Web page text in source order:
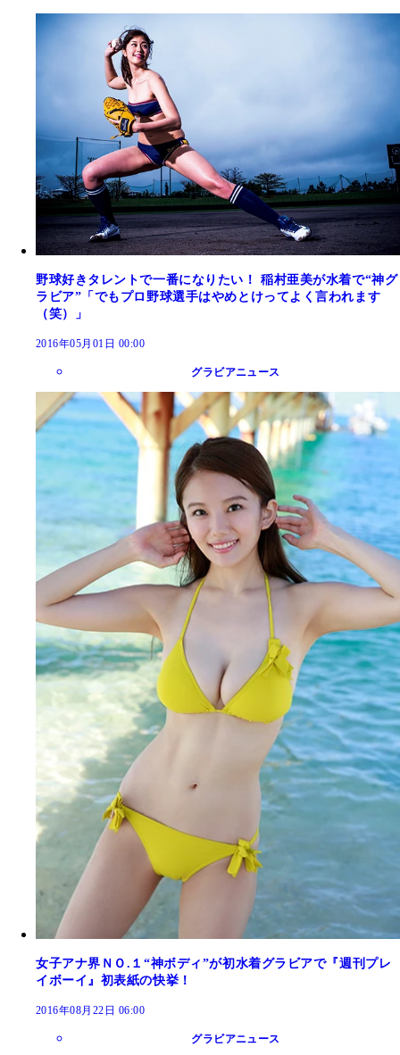
野球好きタレントで一番になりたい！ 稲村亜美が水着で“神グ
ラビア”「でもプロ野球選手はやめとけってよく言われます
（笑）」
2016年05月01日 00:00
グラビアニュース
女子アナ界ＮＯ.１“神ボディ”が初水着グラビアで『週刊プレ
イボーイ』初表紙の快挙！
2016年08月22日 06:00
グラビアニュース